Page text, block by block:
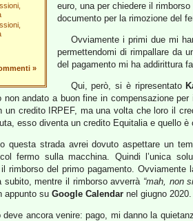
»
euro, una per chiedere il
documento per la rimozione del
Ovviamente i primi due mi
permettendomi di rimpallare da
del pagamento mi ha addirittura
Qui, però, si è ripresentato
andato a buon fine in compensazione
un credito IRPEF, ma una volta che loro il
esso diventa un credito Equitalia e quello
questa strada avrei dovuto aspettare un
fermo sulla macchina. Quindi l’unica
rimborso del primo pagamento.
mentre il rimborso avverrà “mah, non
appunto su Google Calendar nel giugno 2020.
deve ancora venire: pago, mi danno la